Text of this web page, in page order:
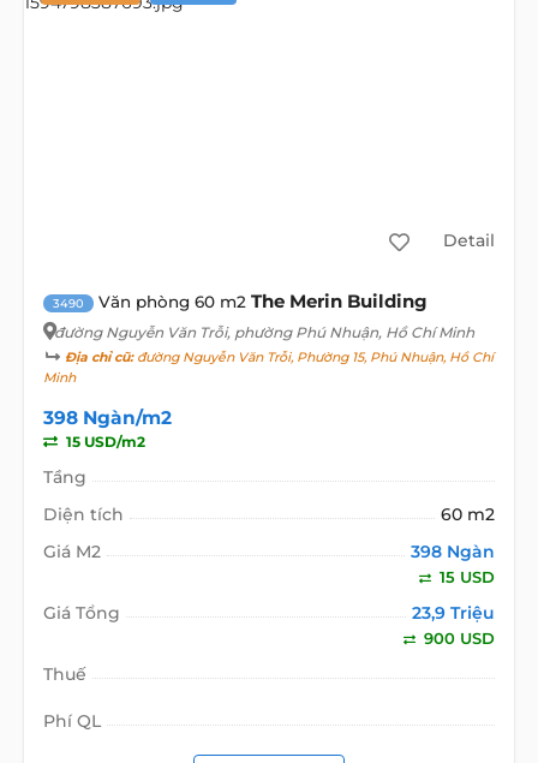
Detail
3490 Văn phòng 60 m2 The Merin Building
đường Nguyễn Văn Trỗi, phường Phú Nhuận, Hồ Chí Minh
Địa chỉ cũ:đường Nguyễn Văn Trỗi, Phường 15, Phú Nhuận, Hồ Chí
Minh
398 Ngàn/m2
15 USD/m2
Tầng
Diện tích
60 m2
Giá M2
398 Ngàn
15 USD
Giá Tổng 23,9 Triệu
900 USD
Thuế
Phí QL